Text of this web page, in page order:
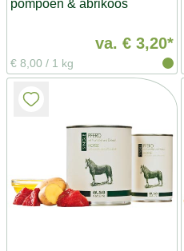
pompoen & abrikoos
va. € 3,20*
€ 8,00 / 1 kg